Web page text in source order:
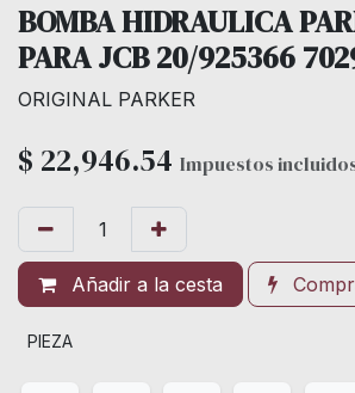
BOMBA HIDRAULICA
PARA JCB 20/925366
ORIGINAL PARKER
$ 22,946.54 Impuestos
Añadir a la cesta
PIEZA